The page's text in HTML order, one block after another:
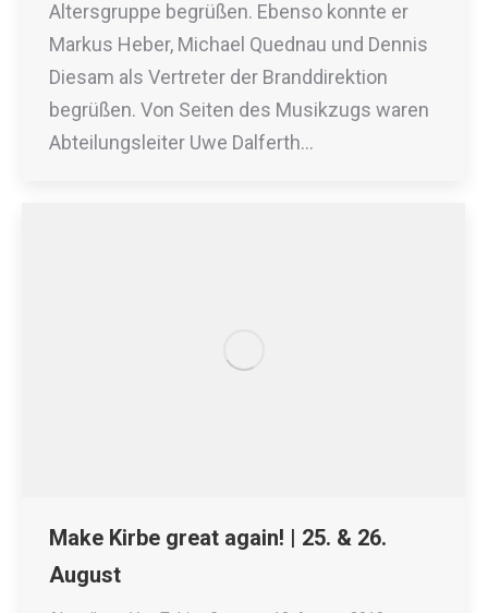
Altersgruppe begrüßen. Ebenso konnte er
Markus Heber, Michael Quednau und Dennis
Diesam als Vertreter der Branddirektion
begrüßen. Von Seiten des Musikzugs waren
Abteilungsleiter Uwe Dalferth…
Make Kirbe great again! | 25. & 26.
August